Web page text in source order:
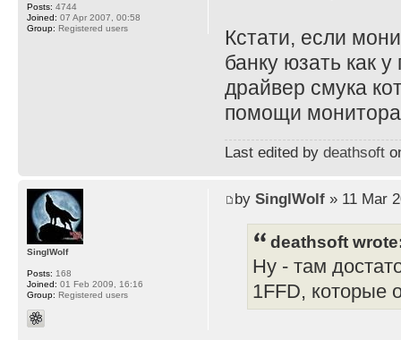
Кстати, если
банку юзать как
драйвер смука
помощи
Last edited by deathsoft
Posts: 4744
Joined: 07 Apr 2007, 00:58
Group: Registered users
by SinglWolf» 11 Mar
deathsoft
Ну - там
1FFD, которые
SinglWolf
Posts: 168
Joined: 01 Feb 2009, 16:16
Group: Registered users